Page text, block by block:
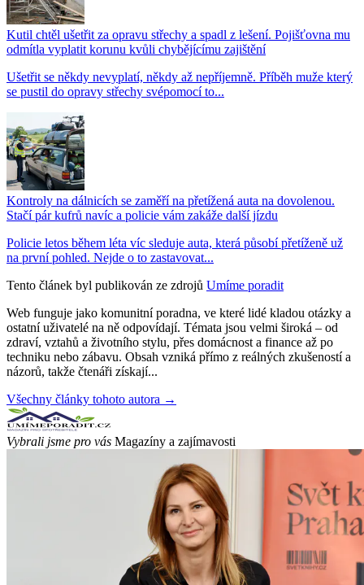
Kutil chtěl ušetřit za opravu střechy a spadl z lešení. Pojišťovna mu
odmítla vyplatit korunu kvůli chybějícímu zajištění
Ušetřit se někdy nevyplatí, někdy až nepříjemně. Příběh muže který
se pustil do opravy střechy svépomocí to...
Kontroly na dálnicích se zaměří na přetížená auta na dovolenou.
Stačí pár kufrů navíc a policie vám zakáže další jízdu
Policie letos během léta víc sleduje auta, která působí přetíženě už
na první pohled. Nejde o to zastavovat...
Tento článek byl publikován ze zdrojů Umíme poradit
Web funguje jako komunitní poradna, ve které lidé kladou otázky a
ostatní uživatelé na ně odpovídají. Témata jsou velmi široká – od
zdraví, vztahů a životního stylu, přes domácnost a finance až po
techniku nebo zábavu. Obsah vzniká přímo z reálných zkušeností a
názorů, takže čtenáři získají...
Všechny články tohoto autora →
Vybrali jsme pro vás Magazíny a zajímavosti